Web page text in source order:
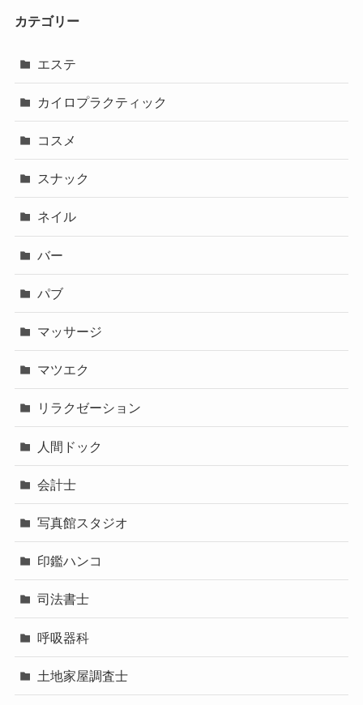
カテゴリー
エステ
カイロプラクティック
コスメ
スナック
ネイル
バー
パブ
マッサージ
マツエク
リラクゼーション
人間ドック
会計士
写真館スタジオ
印鑑ハンコ
司法書士
呼吸器科
土地家屋調査士